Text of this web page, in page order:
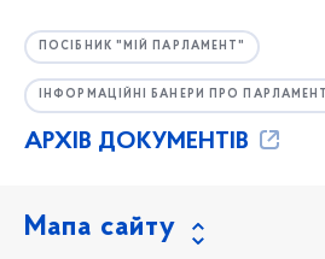
ПОСІБНИК "МІЙ ПАРЛАМЕНТ"
ІНФОРМАЦІЙНІ БАНЕРИ ПРО ПАРЛАМЕНТ
АРХІВ ДОКУМЕНТІВ
Мапа сайту